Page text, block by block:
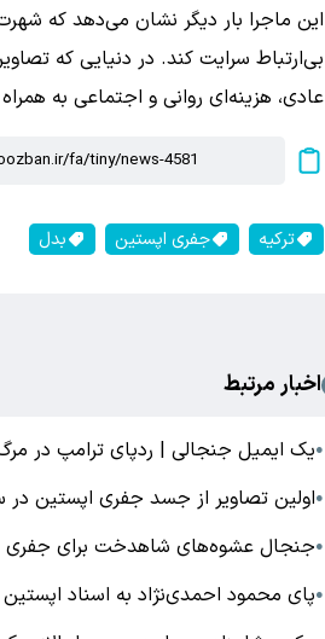
این ماجرا بار دیگر نشان می‌دهد که
بی‌ارتباط سرایت کند. در دنیایی که
عادی، هزینه‌ای روانی و اجتماعی به
ترکیه جفری اپستین بدل
اخبار مرتبط
●یک ایمیل جنجالی | ردپای ترامپ در
●اولین تصاویر از جسد جفری اپستین در
●جنجال عشوه‌های شاهدخت برای جفری
●پای محمود احمدی‌نژاد به اسناد